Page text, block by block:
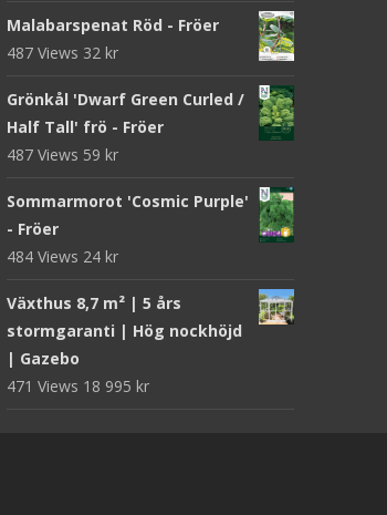
Malabarspenat Röd - Fröer
487 Views 32 kr
Grönkål 'Dwarf Green Curled /
Half Tall' frö - Fröer
487 Views 59 kr
Sommarmorot 'Cosmic Purple'
- Fröer
484 Views 24 kr
Växthus 8,7 m² | 5 års
stormgaranti | Hög nockhöjd
| Gazebo
471 Views 18 995 kr